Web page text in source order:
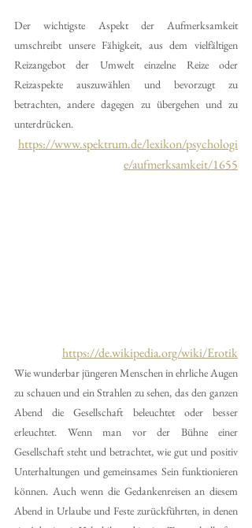
Der wichtigste Aspekt der Aufmerksamkeit
umschreibt unsere Fähigkeit, aus dem vielfältigen
Reizangebot der Umwelt einzelne Reize oder
Reizaspekte auszuwählen und bevorzugt zu
betrachten, andere dagegen zu übergehen und zu
unterdrücken.
https://www.spektrum.de/lexikon/psychologi
e/aufmerksamkeit/1655
https://de.wikipedia.org/wiki/Erotik
Wie wunderbar jüngeren Menschen in ehrliche Augen
zu schauen und ein Strahlen zu sehen, das den ganzen
Abend die Gesellschaft beleuchtet oder besser
erleuchtet. Wenn man vor der Bühne einer
Gesellschaft steht und betrachtet, wie gut und positiv
Unterhaltungen und gemeinsames Sein funktionieren
können. Auch wenn die Gedankenreisen an diesem
Abend in Urlaube und Feste zurückführten, in denen